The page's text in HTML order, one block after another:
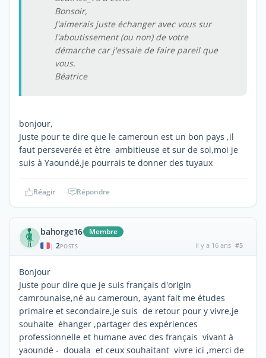
Bonsoir,
J'aimerais juste échanger avec vous sur
l'aboutissement (ou non) de votre
démarche car j'essaie de faire pareil que
vous.
Béatrice
bonjour,
Juste pour te dire que le cameroun est un bon pays ,il
faut perseverée et ètre ambitieuse et sur de soi,moi je
suis à Yaoundé,je pourrais te donner des tuyaux
Réagir Répondre
bahorge16 Membre
| 2POSTS il y a 16 ans #5
Bonjour
Juste pour dire que je suis français d'origin
camrounaise,né au cameroun, ayant fait me études
primaire et secondaire,je suis de retour pour y vivre,je
souhaite éhanger ,partager des expériences
professionnelle et humane avec des français vivant à
yaoundé - douala et ceux souhaitant vivre ici ,merci de